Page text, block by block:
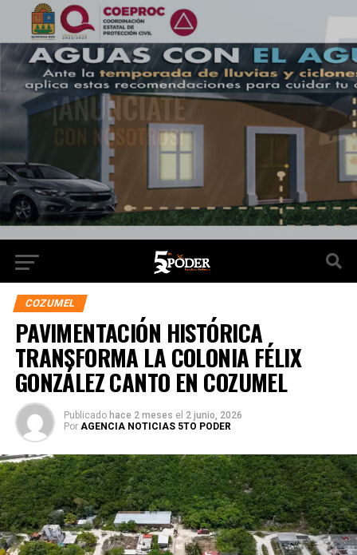
COZUMEL
PAVIMENTACIÓN HISTÓRICA
TRANSFORMA LA COLONIA FÉLIX
GONZÁLEZ CANTO EN COZUMEL
Publicado hace 2 meses el 2 junio, 2026
Por AGENCIA NOTICIAS 5TO PODER